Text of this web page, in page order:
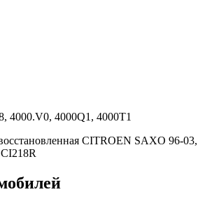
4000.V0, 4000Q1, 4000T1
CITROEN SAXO 96-03,